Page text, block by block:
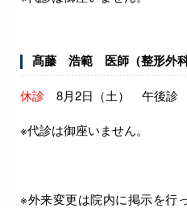
髙藤 浩範 医師 （整形外
休診 8月2日（土） 午後診
※代診は御座いません。
※外来変更は院内に掲示を行